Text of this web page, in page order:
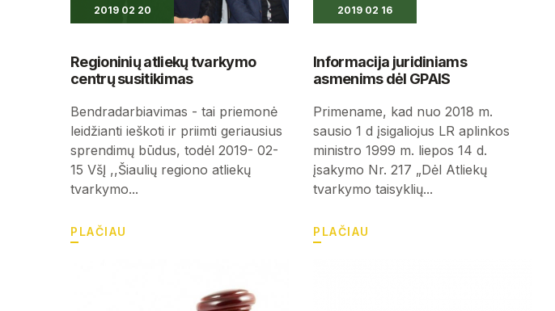
2019 02 20
Regioninių atliekų tvarkymo
centrų susitikimas
Bendradarbiavimas - tai priemonė
leidžianti ieškoti ir priimti geriausius
sprendimų būdus, todėl 2019- 02-
15 VšĮ ,,Šiaulių regiono atliekų
tvarkymo...
PLAČIAU
2019 02 16
Informacija juridiniams
asmenims dėl GPAIS
Primename, kad nuo 2018 m.
sausio 1 d įsigaliojus LR aplinkos
ministro 1999 m. liepos 14 d.
įsakymo Nr. 217 „Dėl Atliekų
tvarkymo taisyklių...
PLAČIAU